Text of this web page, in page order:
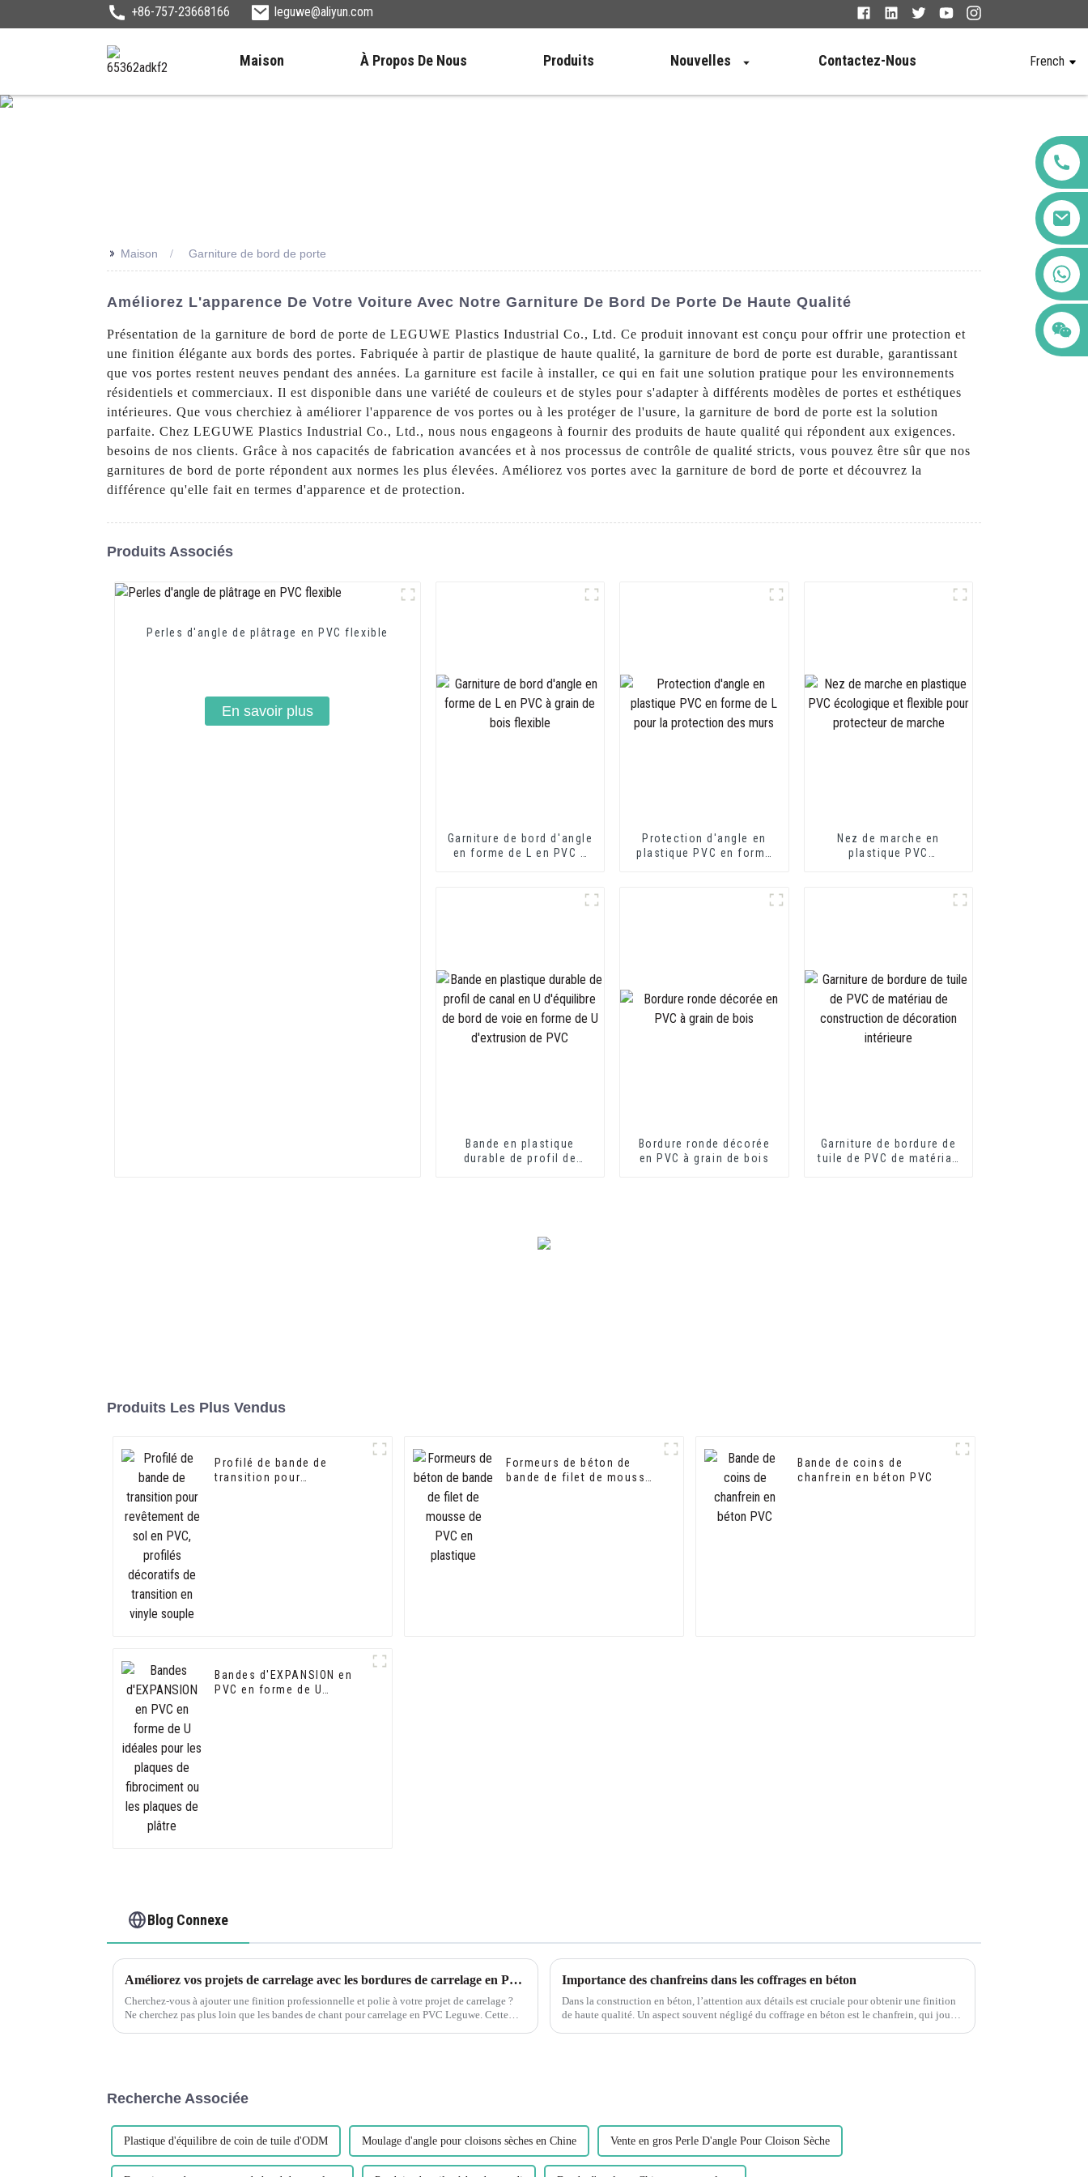
+86-757-23668166 leguwe@aliyun.com
Maison À Propos De Nous Produits Nouvelles Contactez-Nous French
+86 123456789122
>> Maison Garniture de bord de porte
Améliorez L'apparence De Votre Voiture Avec Notre Garniture De Bord De Porte De Haute Qualité
Présentation de la garniture de bord de porte de LEGUWE Plastics Industrial Co., Ltd. Ce produit innovant est conçu pour offrir une protection et
une finition élégante aux bords des portes. Fabriquée à partir de plastique de haute qualité, la garniture de bord de porte est durable, garantissant
que vos portes restent neuves pendant des années. La garniture est facile à installer, ce qui en fait une solution pratique pour les environnements
résidentiels et commerciaux. Il est disponible dans une variété de couleurs et de styles pour s'adapter à différents modèles de portes et esthétiques
intérieures. Que vous cherchiez à améliorer l'apparence de vos portes ou à les protéger de l'usure, la garniture de bord de porte est la solution
parfaite. Chez LEGUWE Plastics Industrial Co., Ltd., nous nous engageons à fournir des produits de haute qualité qui répondent aux exigences.
besoins de nos clients. Grâce à nos capacités de fabrication avancées et à nos processus de contrôle de qualité stricts, vous pouvez être sûr que nos
garnitures de bord de porte répondent aux normes les plus élevées. Améliorez vos portes avec la garniture de bord de porte et découvrez la
différence qu'elle fait en termes d'apparence et de protection.
Produits Associés
Perles d'angle de plâtrage en PVC flexible
En savoir plus
Garniture de bord d'angle
en forme de L en PVC à
Protection d'angle en
plastique PVC en forme
Nez de marche en
plastique PVC
Bande en plastique
durable de profil de
Bordure ronde décorée
en PVC à grain de bois
Garniture de bordure de
tuile de PVC de matériau
Produits Les Plus Vendus
Profilé de bande de
transition pour
Formeurs de béton de
bande de filet de mousse
Bande de coins de
chanfrein en béton PVC
Bandes d'EXPANSION en
PVC en forme de U
Blog Connexe
Améliorez vos projets de carrelage avec les bordures de carrelage en PVC Leguwe
Cherchez-vous à ajouter une finition professionnelle et polie à votre projet de carrelage ?
Ne cherchez pas plus loin que les bandes de chant pour carrelage en PVC Leguwe. Cette
Importance des chanfreins dans les coffrages en béton
Dans la construction en béton, l’attention aux détails est cruciale pour obtenir une finition
de haute qualité. Un aspect souvent négligé du coffrage en béton est le chanfrein, qui joue
Recherche Associée
Plastique d'équilibre de coin de tuile d'ODM Moulage d'angle pour cloisons sèches en Chine Vente en gros Perle D'angle Pour Cloison Sèche